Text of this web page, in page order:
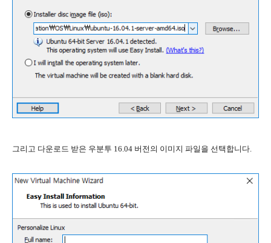
그리고 다운로드 받은 우분투 16.04 버전의 이미지 파일을 선택합니다.